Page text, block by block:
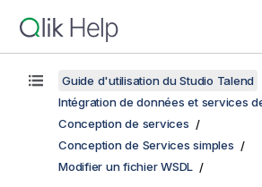
Guide d'utilisation du Studio Talend
Intégration de données et services
Conception de services
Conception de Services simples
Modifier un fichier WSDL